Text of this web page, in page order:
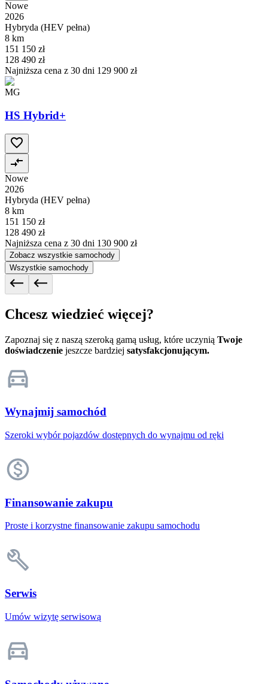
Nowe
2026
Hybryda (HEV pełna)
8 km
151 150 zł
128 490 zł
Najniższa cena z 30 dni 129 900 zł
MG
HS Hybrid+
Nowe
2026
Hybryda (HEV pełna)
8 km
151 150 zł
128 490 zł
Najniższa cena z 30 dni 130 900 zł
Zobacz wszystkie samochody
Wszystkie samochody
Chcesz wiedzieć więcej?
Zapoznaj się z naszą szeroką gamą usług, które uczynią Twoje
doświadczenie jeszcze bardziej satysfakcjonującym.
Wynajmij samochód
Szeroki wybór pojazdów dostępnych do wynajmu od ręki
Finansowanie zakupu
Proste i korzystne finansowanie zakupu samochodu
Serwis
Umów wizytę serwisową